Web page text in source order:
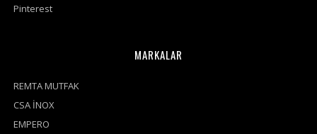
Pinterest
MARKALAR
REMTA MUTFAK
CSA İNOX
EMPERO